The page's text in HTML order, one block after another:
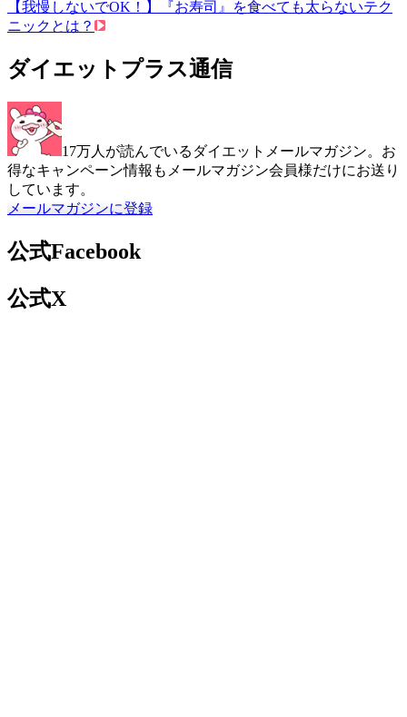
【我慢しないでOK！】『お寿司』を食べても太らないテク
ニックとは？
ダイエットプラス通信
17万人が読んでいるダイエットメールマガジン。お
得なキャンペーン情報もメールマガジン会員様だけにお送り
しています。
メールマガジンに登録
公式Facebook
公式X